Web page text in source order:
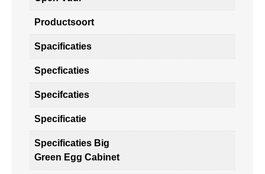
Productsoort
Spacificaties
Specficaties
Specifcaties
Specificatie
Specificaties Big
Green Egg Cabinet